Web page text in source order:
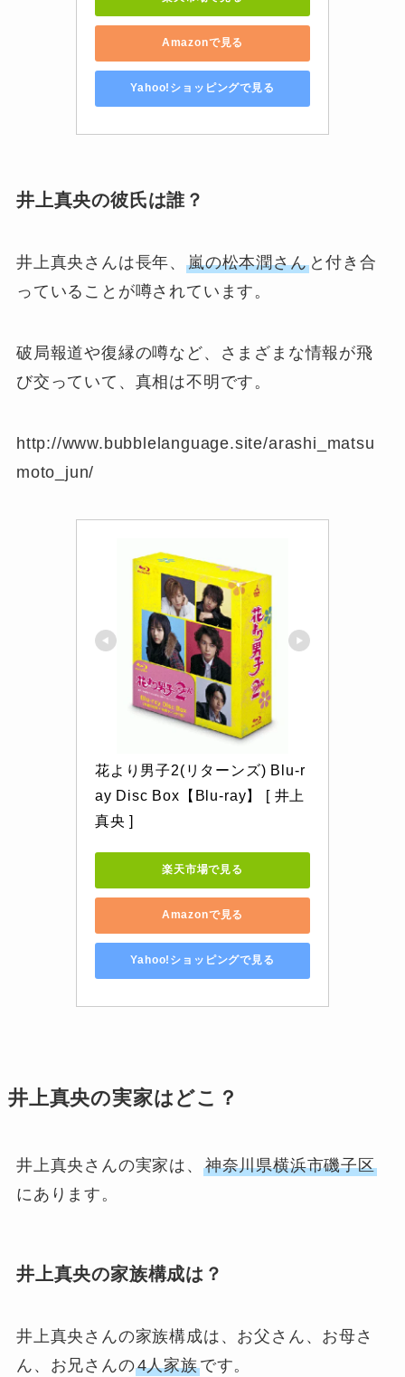
Amazonで見る
Yahoo!ショッピングで見る
井上真央の彼氏は誰？
井上真央さんは長年、 嵐の松本潤さんと付き合
っていることが噂されています。
破局報道や復縁の噂など、さまざまな情報が飛
び交っていて、真相は不明です。
http://www.bubblelanguage.site/arashi_matsu
moto_jun/
花より男子2(リターンズ) Blu-r
ay Disc Box【Blu-ray】 [ 井上
真央 ]
楽天市場で見る
Amazonで見る
Yahoo!ショッピングで見る
井上真央の実家はどこ？
井上真央さんの実家は、 神奈川県横浜市磯子区
にあります。
井上真央の家族構成は？
井上真央さんの家族構成は、お父さん、お母さ
ん、お兄さんの4人家族です。